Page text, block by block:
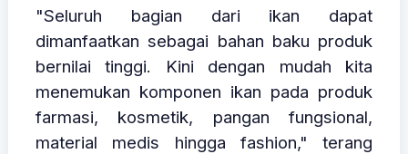
"Seluruh bagian dari ikan dapat
dimanfaatkan sebagai bahan baku produk
bernilai tinggi. Kini dengan mudah kita
menemukan komponen ikan pada produk
farmasi, kosmetik, pangan fungsional,
material medis hingga fashion," terang